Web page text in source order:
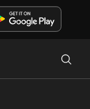
GETTR
ださい。投稿、写
ながりましょう。